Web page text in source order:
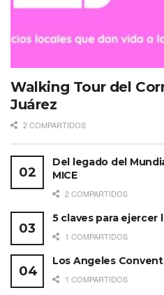
Walking Tour del
Juárez
2 COMPARTIDOS
Del legado del
MICE
2 COMPARTIDOS
5 claves para
1 COMPARTIDOS
Los Angeles
1 COMPARTIDOS